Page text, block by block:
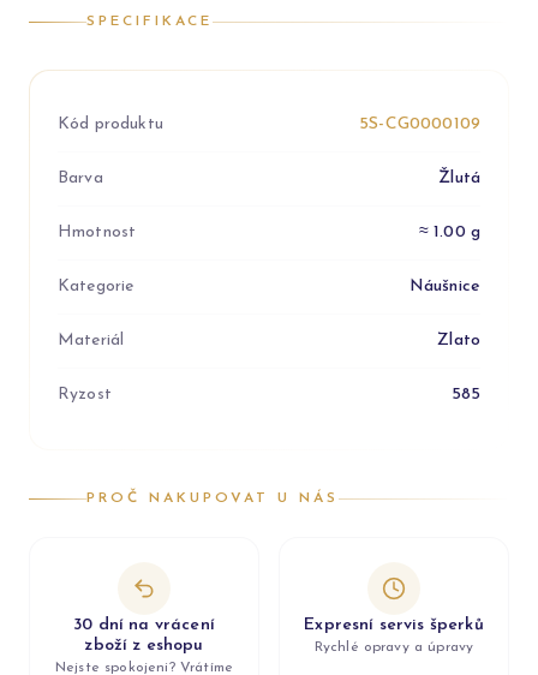
SPECIFIKACE
Kód produktu 5S-CG0000109
Barva Žlutá
Hmotnost ≈ 1.00 g
Kategorie Náušnice
Materiál Zlato
Ryzost 585
PROČ NAKUPOVAT U NÁS
30 dní na vrácení
zboží z eshopu
Nejste spokojeni? Vrátíme
Expresní servis šperků
Rychlé opravy a úpravy